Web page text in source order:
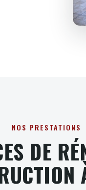
NOS PRESTATIONS
DE